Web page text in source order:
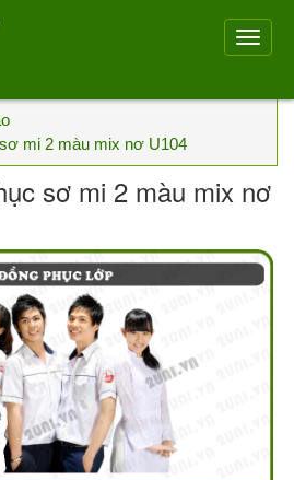
mi 2 màu mix nơ U104
sơ mi 2 màu mix nơ